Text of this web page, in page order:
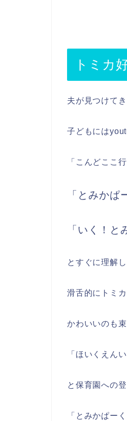
トミカ
夫が見つけて
子どもには
「こんどここ
「とみかぱ
「いく！と
とすぐに理解し
滑舌的にトミ
かわいいのも
「ほいくえん
と保育園への登
「とみかぱーく